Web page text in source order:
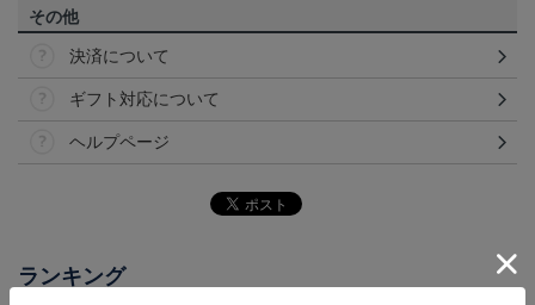
その他
決済について
ギフト対応について
ヘルプページ
ランキング